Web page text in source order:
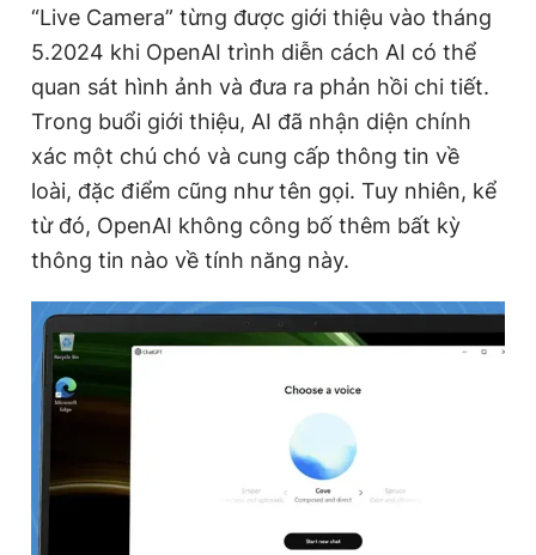
Đọc Thanh Niên trên điện thoại
Theo dõi báo trên
Hotline
0906 645 777
Liên hệ quảng cáo
0908 780 404
Đặt báo Quảng cáo RSS Tòa soạn Chính sách bảo
Tổng biên tập: Nguyễn Ngọc Toàn
Phó tổng biên tập thường trực: Hải Thành
Phó tổng biên tập: Lâm Hiếu Dũng
Phó tổng biên tập: Trần Việt Hưng
Giấy phép xuất bản số 110/GP - BTTTT cấp ngày 24.3.2020
© 2003-2026 Bản quyền thuộc về Báo Thanh Niên. Cấm sao
chép dưới mọi hình thức nếu không có sự chấp thuận bằng văn
bản. Phát triển bởi ePi Technologies, JSC.
“Live Camera” từng được giới thiệu vào tháng
5.2024 khi OpenAI trình diễn cách AI có thể
quan sát hình ảnh và đưa ra phản hồi chi tiết.
Trong buổi giới thiệu, AI đã nhận diện chính
xác một chú chó và cung cấp thông tin về
loài, đặc điểm cũng như tên gọi. Tuy nhiên, kể
từ đó, OpenAI không công bố thêm bất kỳ
thông tin nào về tính năng này.